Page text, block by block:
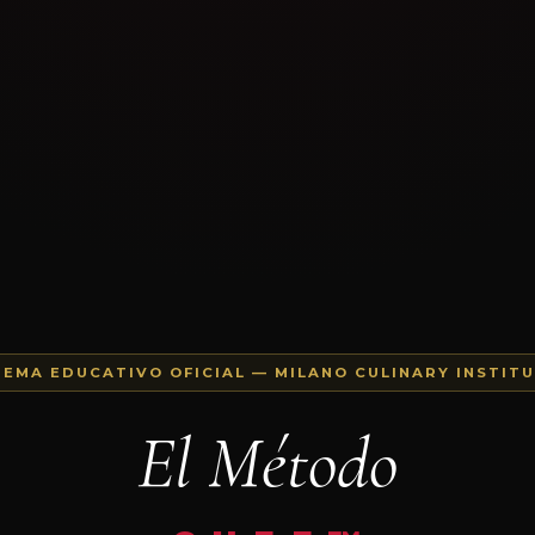
EDUCATIVO OFICIAL — MILANO CULINARY
El Método